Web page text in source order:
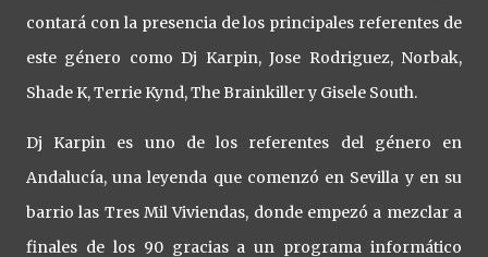
contará con la presencia de los principales referentes de
este género como Dj Karpin, Jose Rodriguez, Norbak,
Shade K, Terrie Kynd, The Brainkiller y Gisele South.
Dj Karpin es uno de los referentes del género en
Andalucía, una leyenda que comenzó en Sevilla y en su
barrio las Tres Mil Viviendas, donde empezó a mezclar a
finales de los 90 gracias a un programa informático